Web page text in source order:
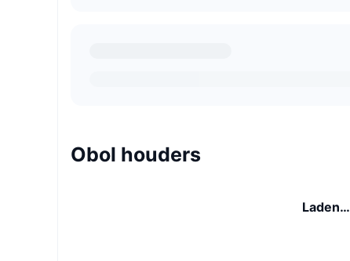
Obol houders
Laden…